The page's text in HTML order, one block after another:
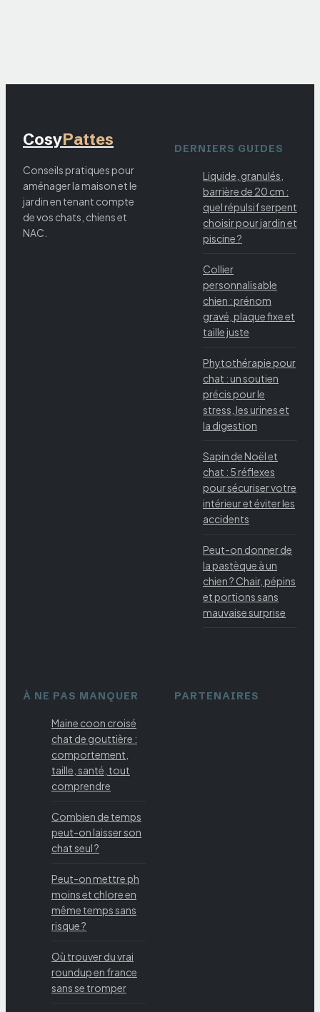
CosyPattes
Conseils pratiques pour
aménager la maison et le
jardin en tenant compte
de vos chats, chiens et
NAC.
DERNIERS GUIDES
Liquide, granulés,
barrière de 20 cm :
quel répulsif serpent
choisir pour jardin et
piscine ?
Collier
personnalisable
chien : prénom
gravé, plaque fixe et
taille juste
Phytothérapie pour
chat : un soutien
précis pour le
stress, les urines et
la digestion
Sapin de Noël et
chat : 5 réflexes
pour sécuriser votre
intérieur et éviter les
accidents
Peut-on donner de
la pastèque à un
chien ? Chair, pépins
et portions sans
mauvaise surprise
À NE PAS MANQUER
Maine coon croisé
chat de gouttière :
comportement,
taille, santé, tout
comprendre
Combien de temps
peut-on laisser son
chat seul ?
Peut-on mettre ph
moins et chlore en
même temps sans
risque ?
Où trouver du vrai
roundup en france
sans se tromper
PARTENAIRES